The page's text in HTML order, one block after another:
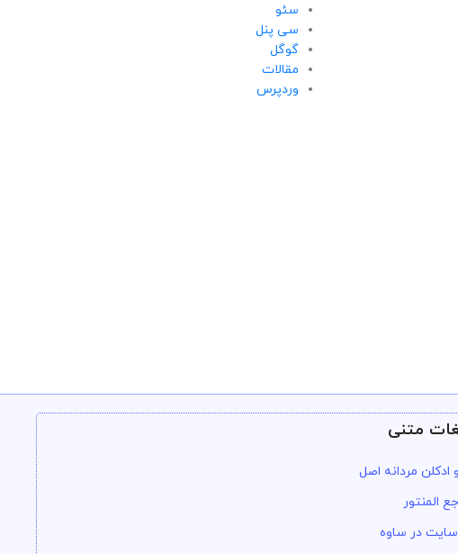
سئو
سی پنل
گوگل
مقالات
وردپرس
متنی
مردانه اصل
المنتور
در ساوه